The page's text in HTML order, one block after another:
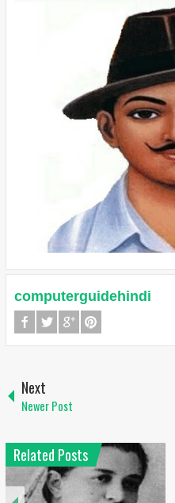
computerguidehindi
Next
Newer Post
Related Posts